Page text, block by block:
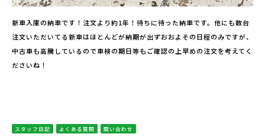
新車入庫の納車です！注文より約1年！待ちに待った納車です。他にも数台
注文いただいてる新車はほとんどが納期が出ずおおよその日程のみですが、
中古車も高騰しているので車検の期日等もご確認の上早めの注文を考えてく
ださいね！
スタッフ日記 よくある質問 問い合わせ